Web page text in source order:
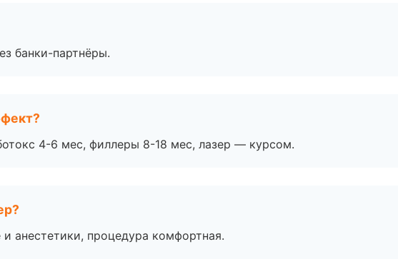
банки-партнёры.
4-6 мес, филлеры 8-18 мес, лазер — курсом.
анестетики, процедура комфортная.